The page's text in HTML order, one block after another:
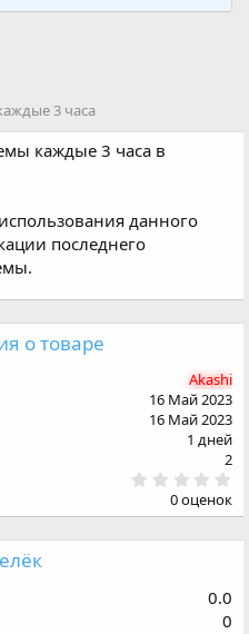
3 часа
каждые 3 часа в
данного
последнего
о товаре
Akashi
16 Май 2023
16 Май 2023
1 дней
2
.
0
0
з
0 оценок
0.0
0